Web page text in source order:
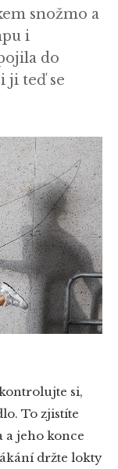
snožmo a
i
do
ji teď se
si,
To zjistíte
a jeho konce
držte lokty